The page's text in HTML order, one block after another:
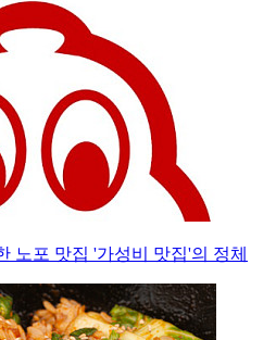
노포 맛집 '가성비 맛집'의 정체